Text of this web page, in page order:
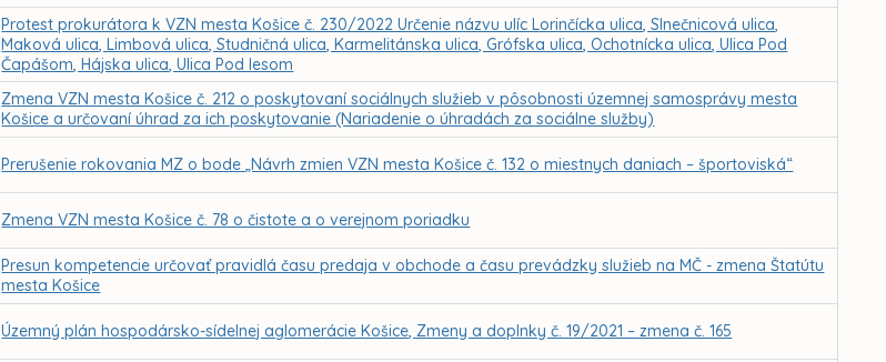
Protest prokurátora k VZN mesta Košice č. 230/2022 Určenie názvu ulíc Lorinčícka ulica, Slnečnicová ulica,
Maková ulica, Limbová ulica, Studničná ulica, Karmelitánska ulica, Grófska ulica, Ochotnícka ulica, Ulica Pod
Čapášom, Hájska ulica, Ulica Pod lesom
Zmena VZN mesta Košice č. 212 o poskytovaní sociálnych služieb v pôsobnosti územnej samosprávy mesta
Košice a určovaní úhrad za ich poskytovanie (Nariadenie o úhradách za sociálne služby)
Prerušenie rokovania MZ o bode „Návrh zmien VZN mesta Košice č. 132 o miestnych daniach – športoviská“
Zmena VZN mesta Košice č. 78 o čistote a o verejnom poriadku
Presun kompetencie určovať pravidlá času predaja v obchode a času prevádzky služieb na MČ - zmena Štatútu
mesta Košice
Územný plán hospodársko-sídelnej aglomerácie Košice, Zmeny a doplnky č. 19/2021 – zmena č. 165